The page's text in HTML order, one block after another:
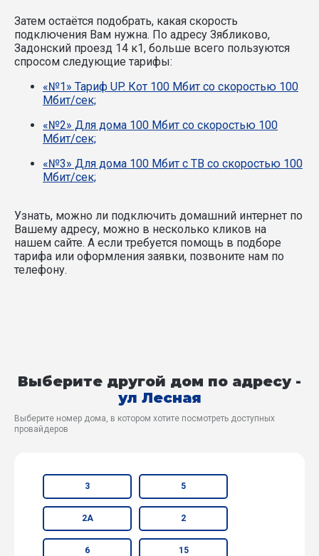
Затем остаётся подобрать, какая скорость
подключения Вам нужна. По адресу Зябликово,
Задонский проезд 14 к1, больше всего пользуются
спросом следующие тарифы:
«№1» Тариф UP. Кот 100 Мбит со скоростью 100
Мбит/сек;
«№2» Для дома 100 Мбит со скоростью 100
Мбит/сек;
«№3» Для дома 100 Мбит с ТВ со скоростью 100
Мбит/сек;
Узнать, можно ли подключить домашний интернет по
Вашему адресу, можно в несколько кликов на
нашем сайте. А если требуется помощь в подборе
тарифа или оформления заявки, позвоните нам по
телефону.
Выберите другой дом по адресу -
ул Лесная
Выберите номер дома, в котором хотите посмотреть доступных
провайдеров
3 5
2А 2
6 15